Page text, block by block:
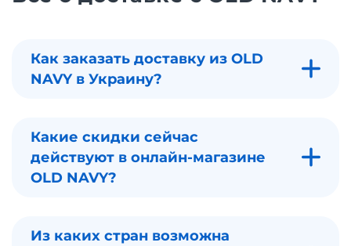
Как заказать доставку из OLD
NAVY в Украину?
Какие скидки сейчас
действуют в онлайн-магазине
OLD NAVY?
Из каких стран возможна